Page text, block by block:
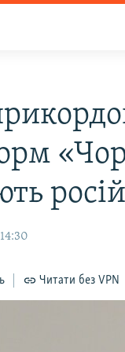
Читати без VPN